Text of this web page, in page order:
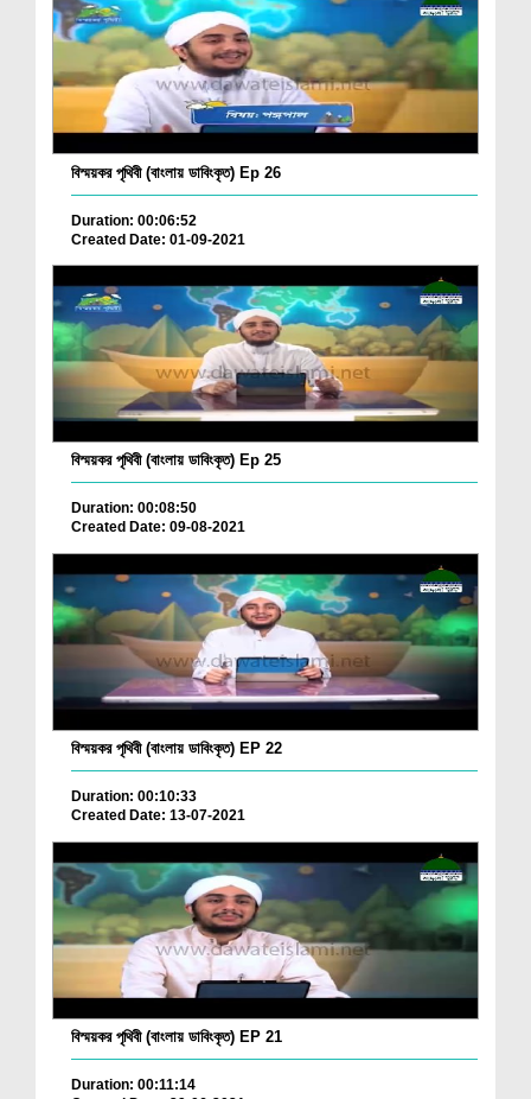
বিস্ময়কর পৃথিবী (বাংলায় ডাবিংকৃত) Ep 26
Duration: 00:06:52
Created Date: 01-09-2021
বিস্ময়কর পৃথিবী (বাংলায় ডাবিংকৃত) Ep 25
Duration: 00:08:50
Created Date: 09-08-2021
বিস্ময়কর পৃথিবী (বাংলায় ডাবিংকৃত) EP 22
Duration: 00:10:33
Created Date: 13-07-2021
বিস্ময়কর পৃথিবী (বাংলায় ডাবিংকৃত) EP 21
Duration: 00:11:14